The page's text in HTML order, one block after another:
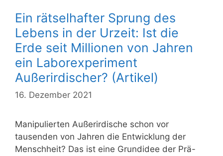
Ein rätselhafter Sprung des
Lebens in der Urzeit: Ist die
Erde seit Millionen von Jahren
ein Laborexperiment
Außerirdischer? (Artikel)
16. Dezember 2021
Manipulierten Außerirdische schon vor
tausenden von Jahren die Entwicklung der
Menschheit? Das ist eine Grundidee der Prä-